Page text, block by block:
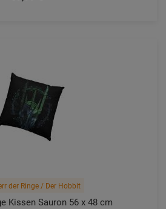
der Ringe / Der Hobbit
Kissen Sauron 56 x 48 cm